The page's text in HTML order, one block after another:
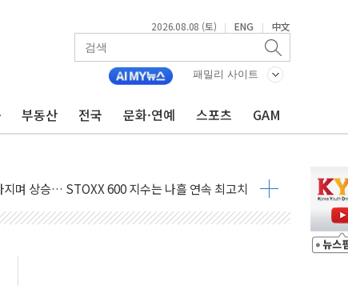
2026.08.08 (토) | ENG | 中文
패밀리 사이트
부동산 전국 문화·연예 스포츠 GAM
우려
격차 확대'
위협에 맞설 자체 억지력 강화